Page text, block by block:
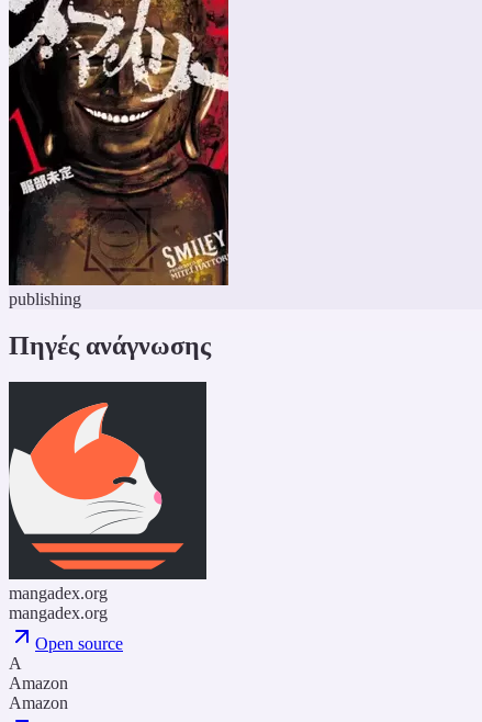
publishing
Πηγές ανάγνωσης
mangadex.org
mangadex.org
Open source
A
Amazon
Amazon